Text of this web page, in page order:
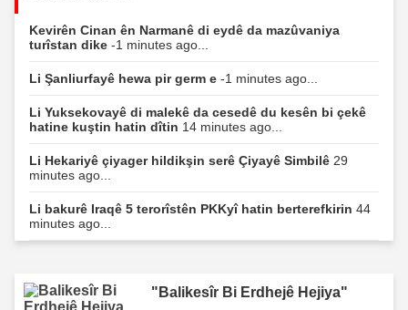
Kevirên Cinan ên Narmanê di eydê da mazûvaniya
turîstan dike -1 minutes ago...
Li Şanliurfayê hewa pir germ e -1 minutes ago...
Li Yuksekovayê di malekê da cesedê du kesên bi çekê
hatine kuştin hatin dîtin 14 minutes ago...
Li Hekariyê çiyager hildikşin serê Çiyayê Simbilê 29
minutes ago...
Li bakurê Iraqê 5 terorîstên PKKyî hatin berterefkirin 44
minutes ago...
"Balikesîr Bi Erdhejê Hejiya"